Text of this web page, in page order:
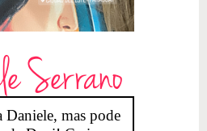
Serrano
Daniele, mas pode